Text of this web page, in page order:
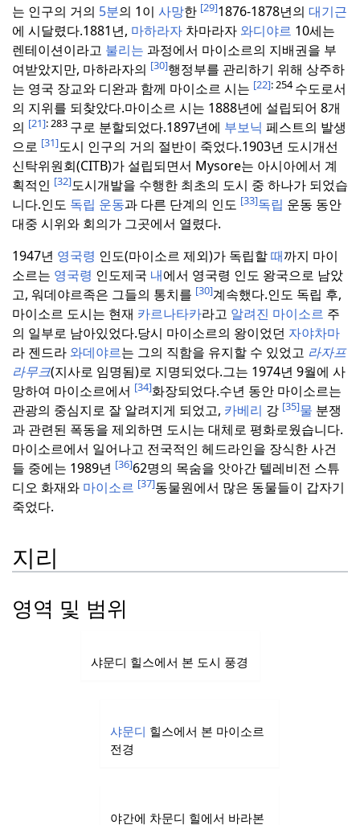
는 인구의 거의 5분의 1이 사망한 [29]1876-1878년의 대기근
에 시달렸다.1881년, 마하라자 차마라자 와디야르 10세는
렌테이션이라고 불리는 과정에서 마이소르의 지배권을 부
여받았지만, 마하라자의 [30]행정부를 관리하기 위해 상주하
는 영국 장교와 디완과 함께 마이소르 시는 [22]: 254 수도로서
의 지위를 되찾았다.마이소르 시는 1888년에 설립되어 8개
의 [21]: 283 구로 분할되었다.1897년에 부보닉 페스트의 발생
으로 [31]도시 인구의 거의 절반이 죽었다.1903년 도시개선
신탁위원회(CITB)가 설립되면서 Mysore는 아시아에서 계
획적인 [32]도시개발을 수행한 최초의 도시 중 하나가 되었습
니다.인도 독립 운동과 다른 단계의 인도 [33]독립 운동 동안
대중 시위와 회의가 그곳에서 열렸다.
1947년 영국령 인도(마이소르 제외)가 독립할때까지 마이
소르는 영국령 인도제국 내에서 영국령 인도 왕국으로 남았
고, 워데야르족은 그들의 통치를 [30]계속했다.인도 독립 후,
마이소르 도시는 현재 카르나타카라고 알려진 마이소르 주
의 일부로 남아있었다.당시 마이소르의 왕이었던 자야차마
라 젠드라 와데야르는 그의 직함을 유지할 수 있었고 라자프
라무크(지사로 임명됨)로 지명되었다.그는 1974년 9월에 사
망하여 마이소르에서 [34]화장되었다.수년 동안 마이소르는
관광의 중심지로 잘 알려지게 되었고, 카베리 강 [35]물 분쟁
과 관련된 폭동을 제외하면 도시는 대체로 평화로웠습니다.
마이소르에서 일어나고 전국적인 헤드라인을 장식한 사건
들 중에는 1989년 [36]62명의 목숨을 앗아간 텔레비전 스튜
디오 화재와 마이소르 [37]동물원에서 많은 동물들이 갑자기
죽었다.
지리
영역 및 범위
샤문디 힐스에서 본 도시 풍경
샤문디 힐스에서 본 마이소르
전경
야간에 차문디 힐에서 바라본